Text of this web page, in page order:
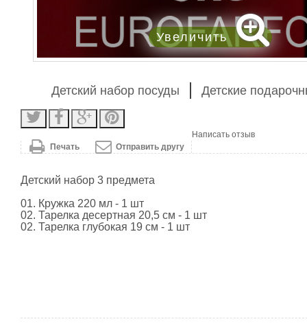
Увеличить
Детский набор посуды Детские
Отправить другу
Печать
Написать отзыв
Детский набор 3 предмета
01. Кружка 220 мл - 1 шт
02. Тарелка десертная 20,5 см - 1 шт
02. Тарелка глубокая 19 см - 1 шт